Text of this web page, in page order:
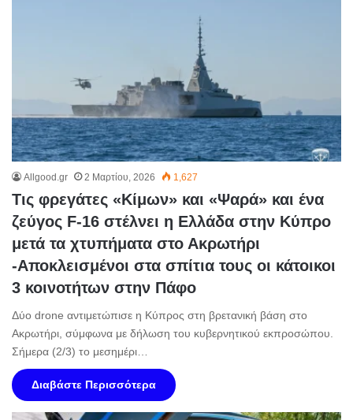
Allgood.gr 2 Μαρτίου, 2026 1,627
Tις φρεγάτες «Κίμων» και «Ψαρά» και ένα
ζεύγος F-16 στέλνει η Ελλάδα στην Κύπρο
μετά τα χτυπήματα στο Ακρωτήρι
-Αποκλεισμένοι στα σπίτια τους οι κάτοικοι
3 κοινοτήτων στην Πάφο
Δύο drone αντιμετώπισε η Κύπρος στη βρετανική βάση στο
Ακρωτήρι, σύμφωνα με δήλωση του κυβερνητικού εκπροσώπου.
Σήμερα (2/3) το μεσημέρι…
Διαβάστε Περισσότερα